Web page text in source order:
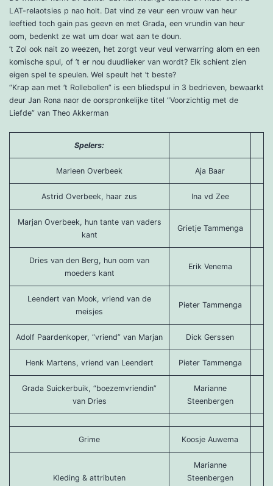
LAT-relaotsies p nao holt. Dat vind ze veur een vrouw van heur
leeftied toch gain pas geevn en met Grada, een vrundin van heur
oom, bedenkt ze wat um doar wat aan te doun.
’t Zol ook nait zo weezen, het zorgt veur veul verwarring alom en een
komische spul, of ’t er nou duudlieker van wordt? Elk schient zien
eigen spel te speulen. Wel speult het ’t beste?
“Krap aan met ’t Rollebollen” is een bliedspul in 3 bedrieven, bewaarkt
deur Jan Rona naor de oorspronkelijke titel “Voorzichtig met de
Liefde” van Theo Akkerman
Spelers:
Marleen Overbeek Aja Baar
Astrid Overbeek, haar zus Ina vd Zee
Marjan Overbeek, hun tante van vaders
kant
Grietje Tammenga
Dries van den Berg, hun oom van
moeders kant
Erik Venema
Leendert van Mook, vriend van de
meisjes
Pieter Tammenga
Adolf Paardenkoper, “vriend” van Marjan Dick Gerssen
Henk Martens, vriend van Leendert Pieter Tammenga
Grada Suickerbuik, “boezemvriendin”
van Dries
Marianne
Steenbergen
Grime Koosje Auwema
Kleding & attributen
Marianne
Steenbergen